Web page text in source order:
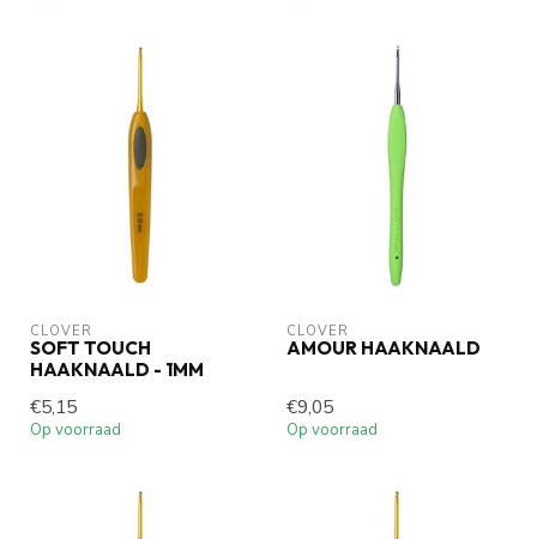
CLOVER
SOFT TOUCH
HAAKNAALD - 1MM
€5,15
Op voorraad
CLOVER
AMOUR HAAKNAALD
€9,05
Op voorraad